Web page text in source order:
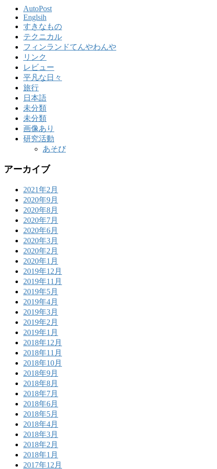
AutoPost
Englsih
すきなもの
テクニカル
フィンランドてんやわんや
リンク
レビュー
平凡な日々
旅行
日本語
未分類
未分類
画像あり
研究活動
あそび
アーカイブ
2021年2月
2020年9月
2020年8月
2020年7月
2020年6月
2020年3月
2020年2月
2020年1月
2019年12月
2019年11月
2019年5月
2019年4月
2019年3月
2019年2月
2019年1月
2018年12月
2018年11月
2018年10月
2018年9月
2018年8月
2018年7月
2018年6月
2018年5月
2018年4月
2018年3月
2018年2月
2018年1月
2017年12月